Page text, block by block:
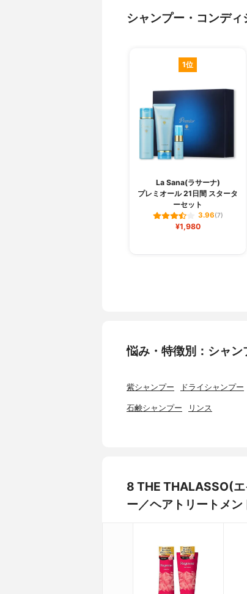
シャンプー・コンデ
1位
La Sana(ラサーナ)
プレミオール 21日間 スタータ
ーセット
3.96(7)
¥1,980
悩み・特徴別：シャ
紫シャンプー ドライシャンプー
石鹸シャンプー リンス
8 THE THALASSO(エ
ー／ヘアトリートメ